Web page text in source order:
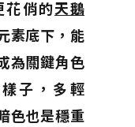
花俏的天鵝
素底下，能
為關鍵角色
子，多輕
色也是穩重